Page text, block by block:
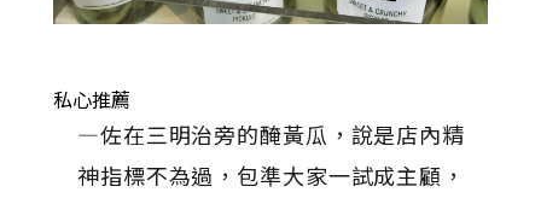
私心推薦
—佐在三明治旁的醃黃瓜，說是店內精
神指標不為過，包準大家一試成主顧，